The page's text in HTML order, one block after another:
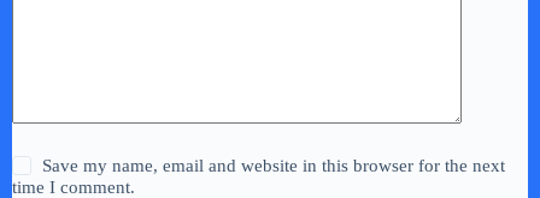
Save my name, email and website in this browser for the next
time I comment.